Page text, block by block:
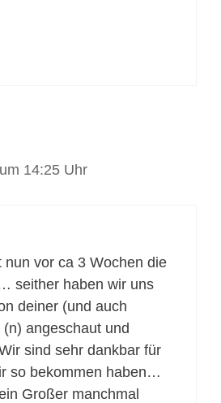
14:25 Uhr
nun vor ca 3 Wochen die
seither haben wir uns
deiner (und auch
angeschaut und
sind sehr dankbar für
so bekommen haben…
Großer manchmal